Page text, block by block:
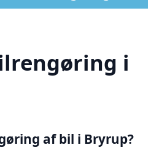
i
af bil i Bryrup?